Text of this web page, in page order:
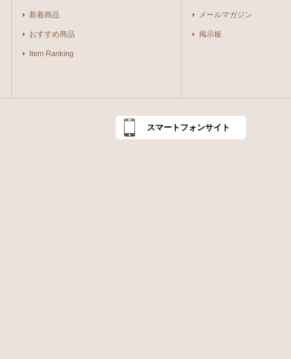
新着商品
おすすめ商品
Item Ranking
メールマガジン
掲示板
スマートフォンサイト